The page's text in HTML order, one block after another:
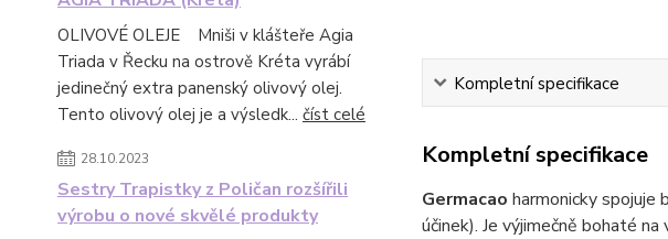
OLIVOVÉ OLEJE Mniši v klášteře Agia
Triada v Řecku na ostrově Kréta vyrábí
jedinečný extra panenský olivový olej.
Tento olivový olej je a výsledk... číst celé
28.10.2023
Sestry Trapistky z Poličan rozšířili
výrobu o nové skvělé produkty
Kompletní specifikace
Kompletní specifikace
Germacaoharmonicky spojuje
účinek). Je výjimečně bohaté